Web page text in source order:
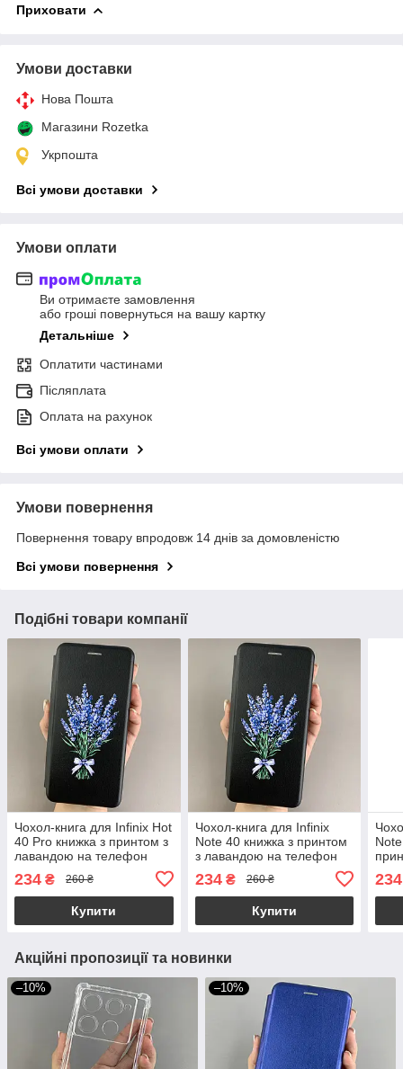
Приховати
Умови доставки
Нова Пошта
Магазини Rozetka
Укрпошта
Всі умови доставки
Умови оплати
Ви отримаєте замовлення
або гроші повернуться на вашу картку
Детальніше
Оплатити частинами
Післяплата
Оплата на рахунок
Всі умови оплати
Умови повернення
Повернення товару впродовж 14 днів за домовленістю
Всі умови повернення
Подібні товари компанії
Чохол-книга для Infinix Hot
40 Pro книжка з принтом з
лавандою на телефон
інфінікс хот 40 про чорна
q07w
234 ₴ 260 ₴
Купити
Чохол-книга для Infinix
Note 40 книжка з принтом
з лавандою на телефон
q07w
234₴ 260 ₴
Купити
про
234
Акційні пропозиції та новинки
–10% –10%